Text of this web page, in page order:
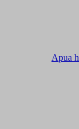
Apua